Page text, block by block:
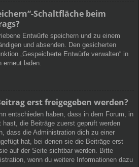
Schaltfläche beim
Entwürfe speichern und zu einem
und absenden. Den gesicherten
„Gespeicherte Entwürfe verwalten“ in
erneut laden.
erst freigegeben werden?
entschieden haben, dass in dem Forum, in
die Beiträge zuerst geprüft werden
dass die Administration dich zu einer
hat, bei denen sie die Beiträge erst
auf der Seite sichtbar werden. Bitte
wenn du weitere Informationen dazu